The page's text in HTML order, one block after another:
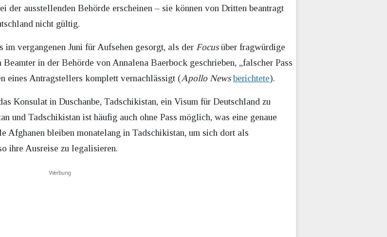
der ausstellenden Behörde erscheinen – sie können von Dritten beantragt
nicht gültig.
vergangenen Juni für Aufsehen gesorgt, als der Focusüber fragwürdige
in der Behörde von Annalena Baerbock geschrieben, „falscher Pass
eines Antragstellers komplett vernachlässigt (Apollo News berichtete).
Konsulat in Duschanbe, Tadschikistan, ein Visum für Deutschland zu
und Tadschikistan ist häufig auch ohne Pass möglich, was eine genaue
Afghanen bleiben monatelang in Tadschikistan, um sich dort als
ihre Ausreise zu legalisieren.
Werbung